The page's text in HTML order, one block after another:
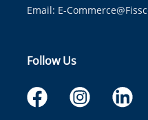
Email: E-
Follow Us